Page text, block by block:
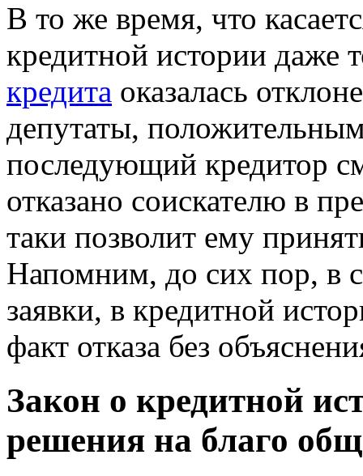
В то же время, что
кредитной истории даже
кредита оказалась
депутаты,
последующий кредитор
отказано соискателю в
таки позволит ему
Напомним, до сих пор, в
заявки, в кредитной
факт отказа без
Закон о кредитной
решения на благо